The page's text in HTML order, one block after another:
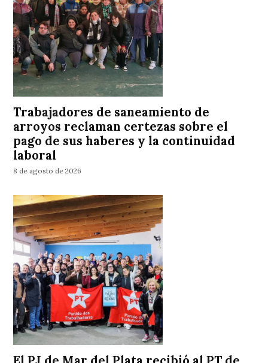
Trabajadores de saneamiento de
arroyos reclaman certezas sobre el
pago de sus haberes y la continuidad
laboral
8 de agosto de 2026